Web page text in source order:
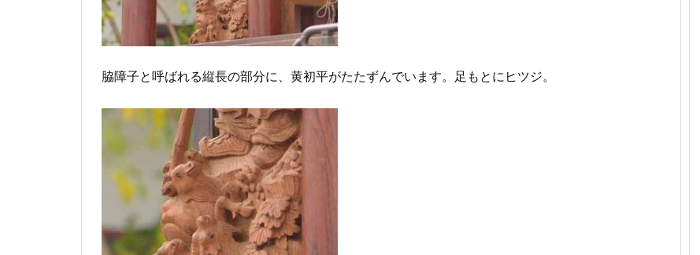
脇障子と呼ばれる縦長の部分に、黄初平がたたずんでいます。足もとにヒツジ。